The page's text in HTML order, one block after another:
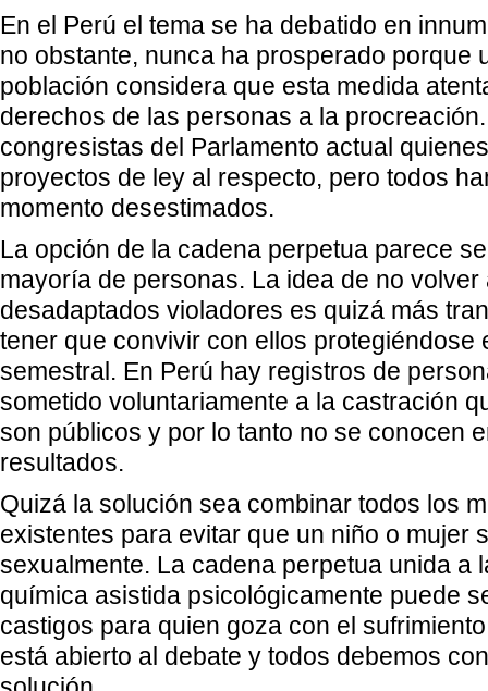
En el Perú el tema se ha debatido en
no obstante, nunca ha prosperado porque
población considera que esta medida
derechos de las personas a la
congresistas del Parlamento actual
proyectos de ley al respecto, pero todos
momento desestimados.
La opción de la cadena perpetua parece
mayoría de personas. La idea de no
desadaptados violadores es quizá más
tener que convivir con ellos protegiéndose
semestral. En Perú hay registros de
sometido voluntariamente a la castración
son públicos y por lo tanto no se conocen
resultados.
Quizá la solución sea combinar todos los
existentes para evitar que un niño o mujer
sexualmente. La cadena perpetua unida a
química asistida psicológicamente puede
castigos para quien goza con el
está abierto al debate y todos debemos